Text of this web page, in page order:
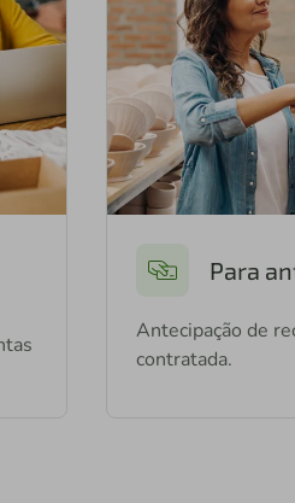
Para
Antecipação de
contratada.